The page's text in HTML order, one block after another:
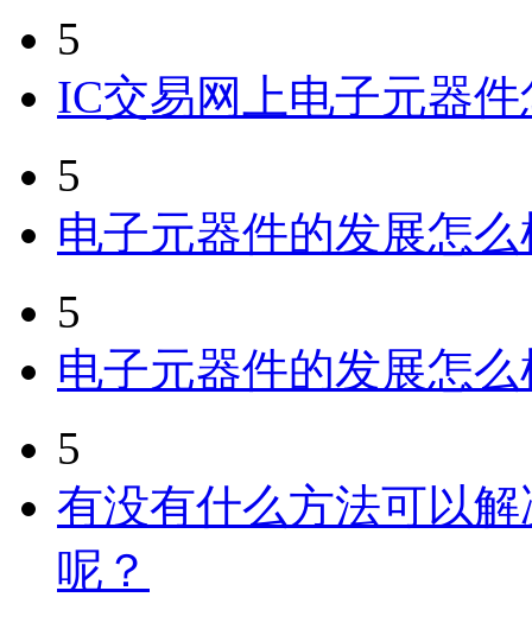
5
IC交易网上电子元器
5
电子元器件的发展怎么
5
电子元器件的发展怎么
5
有没有什么方法可以
呢？